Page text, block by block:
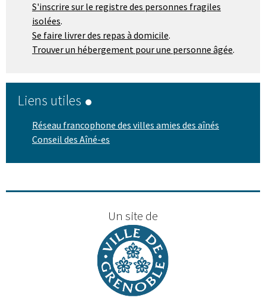
S'inscrire sur le registre des personnes fragiles
isolées.
Se faire livrer des repas à domicile.
Trouver un hébergement pour une personne âgée.
Liens utiles
Réseau francophone des villes amies des aînés
Conseil des Aîné-es
Un site de